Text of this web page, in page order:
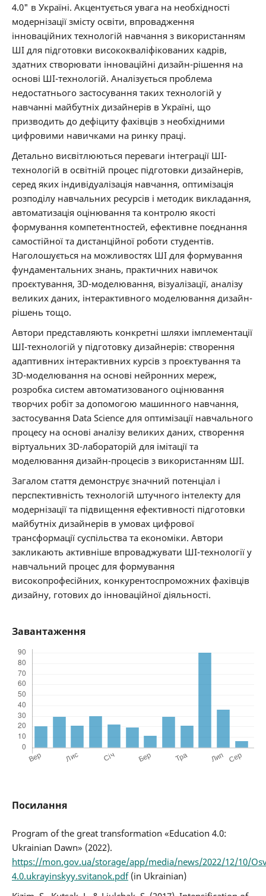
4.0" в Україні. Акцентується увага на необхідності
модернізації змісту освіти, впровадження
інноваційних технологій навчання з використанням
ШІ для підготовки висококваліфікованих кадрів,
здатних створювати інноваційні дизайн-рішення на
основі ШІ-технологій. Аналізується проблема
недостатнього застосування таких технологій у
навчанні майбутніх дизайнерів в Україні, що
призводить до дефіциту фахівців з необхідними
цифровими навичками на ринку праці.
Детально висвітлюються переваги інтеграції ШІ-
технологій в освітній процес підготовки дизайнерів,
серед яких індивідуалізація навчання, оптимізація
розподілу навчальних ресурсів і методик викладання,
автоматизація оцінювання та контролю якості
формування компетентностей, ефективне поєднання
самостійної та дистанційної роботи студентів.
Наголошується на можливостях ШІ для формування
фундаментальних знань, практичних навичок
проєктування, 3D-моделювання, візуалізації, аналізу
великих даних, інтерактивного моделювання дизайн-
рішень тощо.
Автори представляють конкретні шляхи імплементації
ШІ-технологій у підготовку дизайнерів: створення
адаптивних інтерактивних курсів з проєктування та
3D-моделювання на основі нейронних мереж,
розробка систем автоматизованого оцінювання
творчих робіт за допомогою машинного навчання,
застосування Data Science для оптимізації навчального
процесу на основі аналізу великих даних, створення
віртуальних 3D-лабораторій для імітації та
моделювання дизайн-процесів з використанням ШІ.
Загалом стаття демонструє значний потенціал і
перспективність технологій штучного інтелекту для
модернізації та підвищення ефективності підготовки
майбутніх дизайнерів в умовах цифрової
трансформації суспільства та економіки. Автори
закликають активніше впроваджувати ШІ-технології у
навчальний процес для формування
високопрофесійних, конкурентоспроможних фахівців
дизайну, готових до інноваційної діяльності.
Завантаження
Посилання
Program of the great transformation «Education 4.0:
Ukrainian Dawn» (2022).
https://mon.gov.ua/storage/app/media/news/2022/12/10/
4.0.ukrayinskyy.svitanok.pdf(in Ukrainian)